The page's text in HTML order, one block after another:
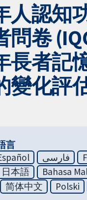
人認知
問卷
長者記
變化評
言
فارسی
日本語 Bahasa
简体中文 Polski